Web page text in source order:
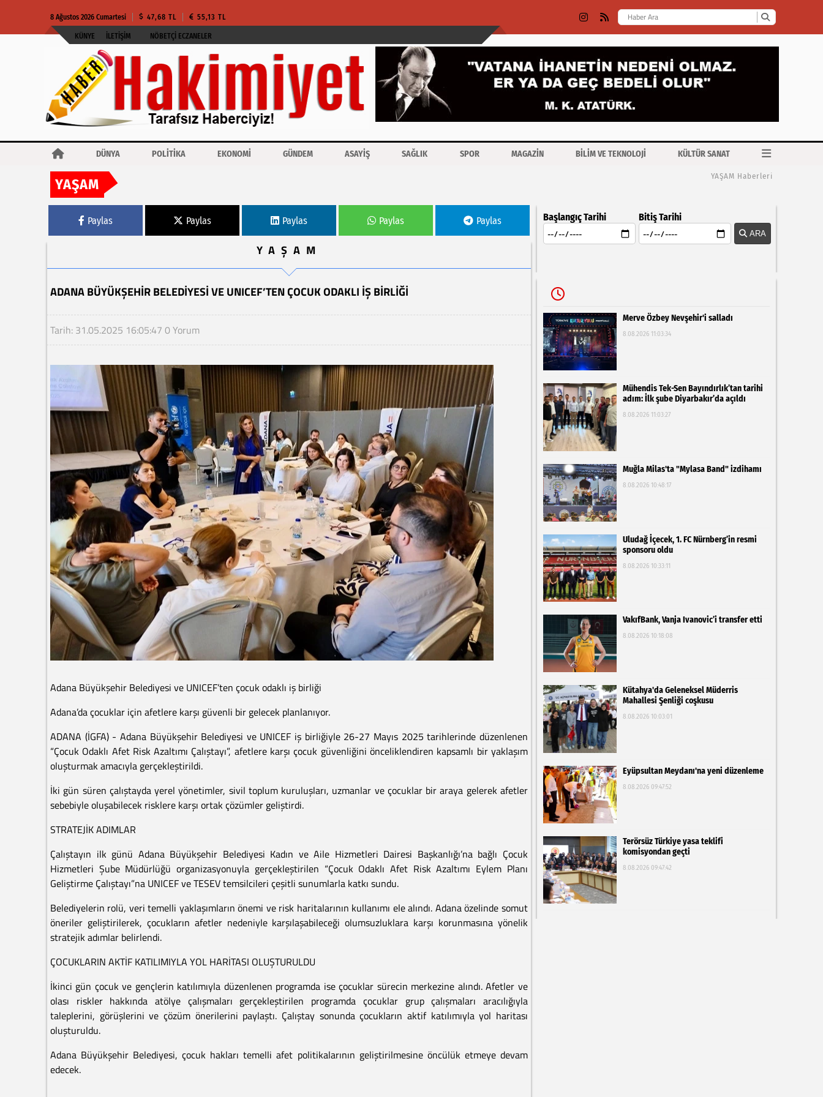
8 Ağustos 2026 Cumartesi 47,68 TL 55,13 TL
KÜNYE İLETIŞIM NÖBETÇI ECZANELER
DÜNYA POLİTİKA EKONOMİ GÜNDEM ASAYİŞ SAĞLIK SPOR MAGAZİN BİLİM VE TEKNOLOJİ KÜLTÜR SANAT
YAŞAM YAŞAM Haberleri
Paylas Paylas Paylas Paylas Paylas
YAŞAM
ADANA BÜYÜKŞEHIR BELEDIYESI VE UNICEF’TEN ÇOCUK ODAKLI IŞ BIRLIĞI
Tarih: 31.05.2025 16:05:47 0 Yorum
Adana Büyükşehir Belediyesi ve UNICEF’ten çocuk odaklı iş birliği
Adana’da çocuklar için afetlere karşı güvenli bir gelecek planlanıyor.
ADANA (İGFA) - Adana Büyükşehir Belediyesi ve UNICEF iş birliğiyle 26-27 Mayıs 2025 tarihlerinde düzenlenen
“Çocuk Odaklı Afet Risk Azaltımı Çalıştayı”, afetlere karşı çocuk güvenliğini önceliklendiren kapsamlı bir yaklaşım
oluşturmak amacıyla gerçekleştirildi.
İki gün süren çalıştayda yerel yönetimler, sivil toplum kuruluşları, uzmanlar ve çocuklar bir araya gelerek afetler
sebebiyle oluşabilecek risklere karşı ortak çözümler geliştirdi.
STRATEJİK ADIMLAR
Çalıştayın ilk günü Adana Büyükşehir Belediyesi Kadın ve Aile Hizmetleri Dairesi Başkanlığı’na bağlı Çocuk
Hizmetleri Şube Müdürlüğü organizasyonuyla gerçekleştirilen “Çocuk Odaklı Afet Risk Azaltımı Eylem Planı
Geliştirme Çalıştayı”na UNICEF ve TESEV temsilcileri çeşitli sunumlarla katkı sundu.
Belediyelerin rolü, veri temelli yaklaşımların önemi ve risk haritalarının kullanımı ele alındı. Adana özelinde somut
öneriler geliştirilerek, çocukların afetler nedeniyle karşılaşabileceği olumsuzluklara karşı korunmasına yönelik
stratejik adımlar belirlendi.
ÇOCUKLARIN AKTİF KATILIMIYLA YOL HARİTASI OLUŞTURULDU
İkinci gün çocuk ve gençlerin katılımıyla düzenlenen programda ise çocuklar sürecin merkezine alındı. Afetler ve
olası riskler hakkında atölye çalışmaları gerçekleştirilen programda çocuklar grup çalışmaları aracılığıyla
taleplerini, görüşlerini ve çözüm önerilerini paylaştı. Çalıştay sonunda çocukların aktif katılımıyla yol haritası
oluşturuldu.
Adana Büyükşehir Belediyesi, çocuk hakları temelli afet politikalarının geliştirilmesine öncülük etmeye devam
edecek.
Başlangıç Tarihi Bitiş Tarihi
ARA
Merve Özbey Nevşehir'i salladı
8.08.2026 11:03:34
Mühendis Tek-Sen Bayındırlık’tan tarihi
adım: İlk şube Diyarbakır’da açıldı
8.08.2026 11:03:27
Muğla Milas'ta "Mylasa Band" izdihamı
8.08.2026 10:48:17
Uludağ İçecek, 1. FC Nürnberg’in resmi
sponsoru oldu
8.08.2026 10:33:11
VakıfBank, Vanja Ivanovic’i transfer etti
8.08.2026 10:18:08
Kütahya'da Geleneksel Müderris
Mahallesi Şenliği coşkusu
8.08.2026 10:03:01
Eyüpsultan Meydanı'na yeni düzenleme
8.08.2026 09:47:52
Terörsüz Türkiye yasa teklifi
komisyondan geçti
8.08.2026 09:47:42